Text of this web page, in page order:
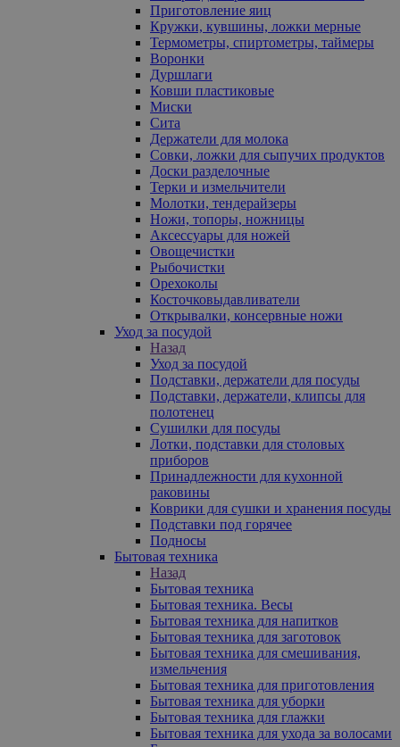
Приготовление яиц
Кружки, кувшины, ложки мерные
Термометры, спиртометры, таймеры
Воронки
Дуршлаги
Ковши пластиковые
Миски
Сита
Держатели для молока
Совки, ложки для сыпучих продуктов
Доски разделочные
Терки и измельчители
Молотки, тендерайзеры
Ножи, топоры, ножницы
Аксессуары для ножей
Овощечистки
Рыбочистки
Орехоколы
Косточковыдавливатели
Открывалки, консервные ножи
Уход за посудой
Назад
Уход за посудой
Подставки, держатели для посуды
Подставки, держатели, клипсы для
полотенец
Сушилки для посуды
Лотки, подставки для столовых
приборов
Принадлежности для кухонной
раковины
Коврики для сушки и хранения посуды
Подставки под горячее
Подносы
Бытовая техника
Назад
Бытовая техника
Бытовая техника. Весы
Бытовая техника для напитков
Бытовая техника для заготовок
Бытовая техника для смешивания,
измельчения
Бытовая техника для приготовления
Бытовая техника для уборки
Бытовая техника для глажки
Бытовая техника для ухода за волосами